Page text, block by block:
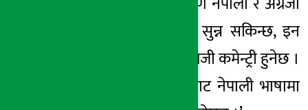
दुबै भाषामा कमेन्ट्री सुन्न सकिन्छ, इन
ब्युल्ट भाषा चाहिँ अंग्रजी कमेन्ट्री हुनेछ ।
तर ग्राहकले रिमोटबाट नेपाली भाषामा